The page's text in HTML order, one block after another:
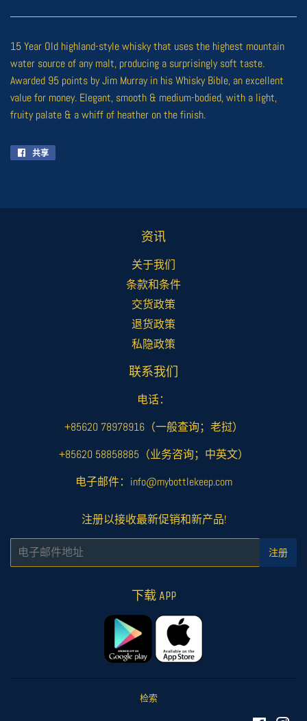
15 Year Old highland-style whisky that uses the highest mountain
water source of any malt, producing a surprisingly soft taste.
Awarded 95 points by Jim Murray in his Whisky Bible, an excellent
value for money. Elegant, smooth & medium-bodied, with a light,
fruity palate & a whiff of heather on the finish.
共享
资讯
关于我们
条款和条件
交货政策
退货政策
私隐政策
联系我们
电话：
+85620 78978916（一般查询；老挝）
+85620 58858885（业务咨询；中英文）
电子邮件：info@mybottlekeep.com
注册以接收最新促销和新产品!
电
注册
下载 APP
检索